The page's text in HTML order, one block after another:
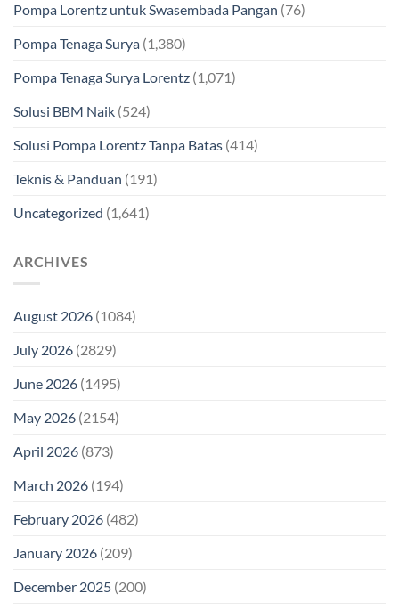
Pompa Lorentz untuk Swasembada Pangan (76)
Pompa Tenaga Surya (1,380)
Pompa Tenaga Surya Lorentz (1,071)
Solusi BBM Naik (524)
Solusi Pompa Lorentz Tanpa Batas (414)
Teknis & Panduan (191)
Uncategorized (1,641)
ARCHIVES
August 2026 (1084)
July 2026 (2829)
June 2026 (1495)
May 2026 (2154)
April 2026 (873)
March 2026 (194)
February 2026 (482)
January 2026 (209)
December 2025 (200)